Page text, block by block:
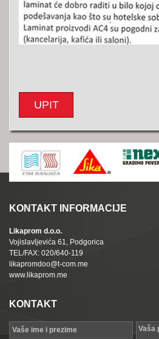
UPIT
KONTAKT INFORMACIJE
Likaprom d.o.o.
Vojislavljevića 61, Podgorica
TEL/FAX: 020/640-119
likapromdoo@t-com.me
www.likaprom.me
KONTAKT